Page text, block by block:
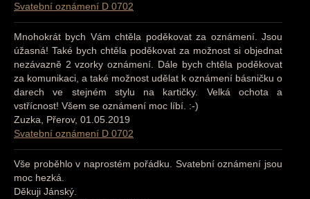
Svatební oznámení D 0702
Mnohokrát bych Vám chtěla poděkovat za oznámení. Jsou
úžasná! Také bych chtěla poděkovat za možnost si objednat
nezávazně 2 vzorky oznámení. Dále bych chtěla poděkovat
za komunikaci, a také možnost udělat k oznámení básničku o
darech ve stejném stylu na kartičky. Velká ochota a
vstřícnost! Všem se oznámení moc líbí. :-)
Zuzka, Přerov, 01.05.2019
Svatební oznámení D 0702
Vše proběhlo v naprostém pořádku. Svatební oznámení jsou
moc hezká.
Děkuji Jánský.